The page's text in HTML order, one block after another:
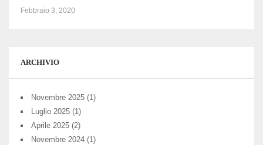
Febbraio 3, 2020
ARCHIVIO
Novembre 2025 (1)
Luglio 2025 (1)
Aprile 2025 (2)
Novembre 2024 (1)